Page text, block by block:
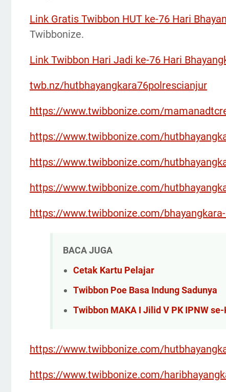
Link Gratis Twibbon HUT ke-76 Hari
Twibbonize.
Link Twibbon Hari Jadi ke-76 Hari
twb.nz/hutbhayangkara76polrescianjur
https://www.twibbonize.com/
https://www.twibbonize.com/
https://www.twibbonize.com/
https://www.twibbonize.com/
https://www.twibbonize.com/
BACA JUGA
Cetak Kartu Pelajar
Twibbon Poe Basa Indung Sadunya
Twibbon MAKA I Jilid V PK IPNW
https://www.twibbonize.com/
https://www.twibbonize.com/